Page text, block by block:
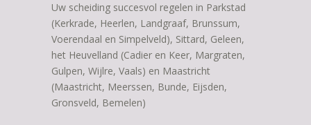
Uw scheiding succesvol regelen in Parkstad
(Kerkrade, Heerlen, Landgraaf, Brunssum,
Voerendaal en Simpelveld), Sittard, Geleen,
het Heuvelland (Cadier en Keer, Margraten,
Gulpen, Wijlre, Vaals) en Maastricht
(Maastricht, Meerssen, Bunde, Eijsden,
Gronsveld, Bemelen)